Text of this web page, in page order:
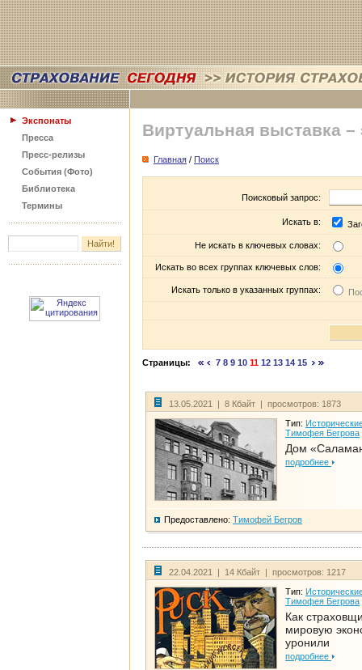
Экспонаты
Пресса
Пресс-релизы
События (Фото)
Библиотека
Термины
Виртуальная выставка –
Главная / Поиск
Поисковый запрос:
Искать в:
Не искать в ключевых словах:
Искать во всех группах ключевых слов:
Искать только в указанных группах:
Страницы: 7 8 9 10 11 12 13 14 15
13.05.2021 | 8 Кбайт | просмотров: 1873
Тип:
Тимофея Бегрова
Дом
подробнее
Предоставлено: Тимофей Бегров
22.04.2021 | 14 Кбайт | просмотров: 1217
Тип:
Тимофея Бегрова
Как
мировую
уронили
подробнее